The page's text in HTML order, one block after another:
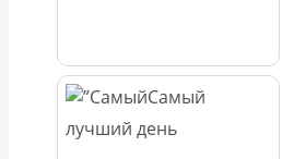
Самый
лучший день